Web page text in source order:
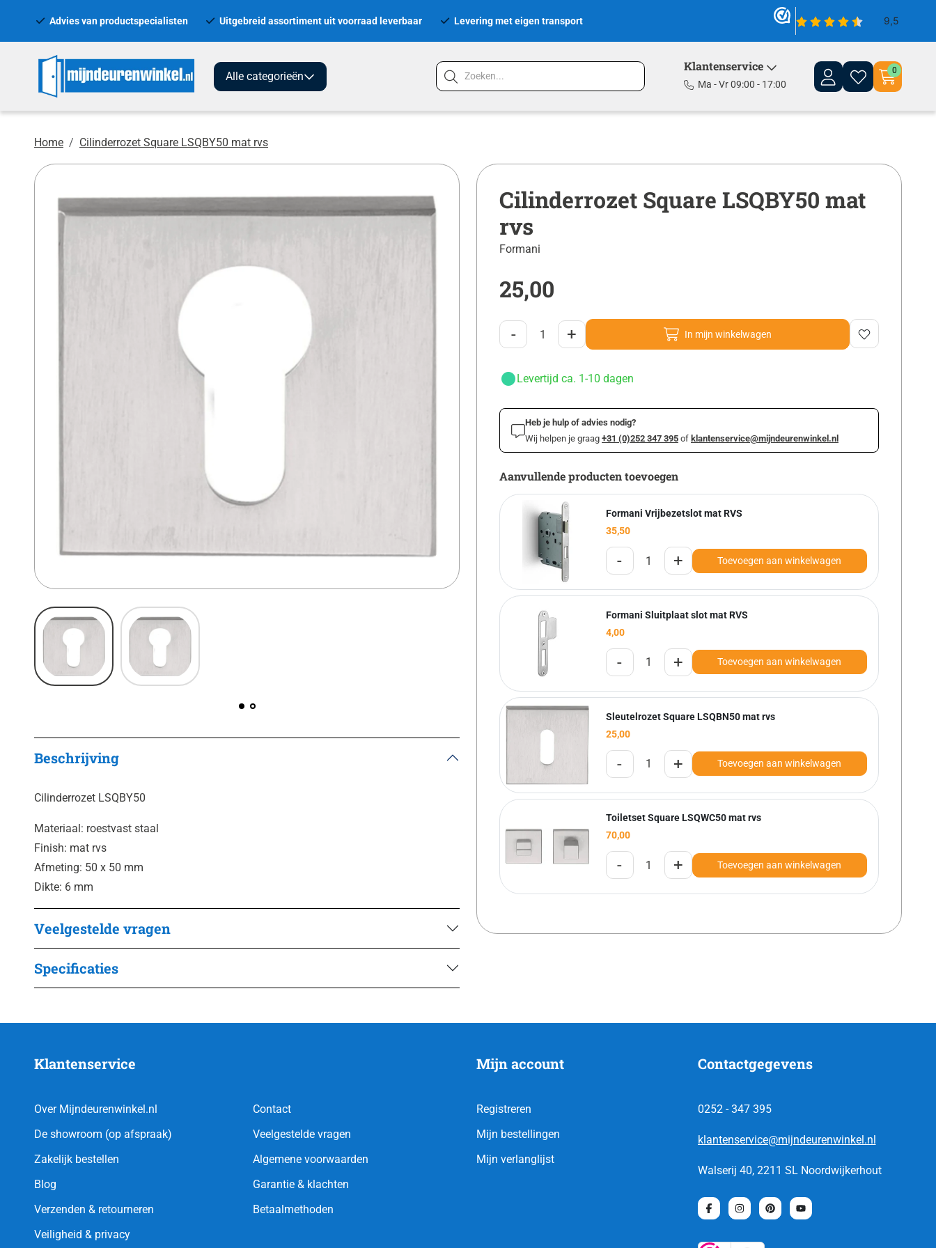
Advies van productspecialisten Uitgebreid assortiment uit voorraad leverbaar Levering met eigen transport
Alle categorieën
Klantenservice
Ma - Vr 09:00 - 17:00
0
Home Cilinderrozet Square LSQBY50 mat rvs
Beschrijving
Cilinderrozet LSQBY50
Materiaal: roestvast staal
Finish: mat rvs
Afmeting: 50 x 50 mm
Dikte: 6 mm
Veelgestelde vragen
Specificaties
Cilinderrozet Square LSQBY50 mat
rvs
Formani
25,00
- + In mijn winkelwagen
Levertijd ca. 1-10 dagen
Heb je hulp of advies nodig?
Wij helpen je graag +31 (0)252 347 395 of klantenservice@mijndeurenwinkel.nl
Aanvullende producten toevoegen
Formani Vrijbezetslot mat RVS
35,50
- + Toevoegen aan winkelwagen
Formani Sluitplaat slot mat RVS
4,00
- + Toevoegen aan winkelwagen
Sleutelrozet Square LSQBN50 mat rvs
25,00
- + Toevoegen aan winkelwagen
Toiletset Square LSQWC50 mat rvs
70,00
- + Toevoegen aan winkelwagen
Klantenservice
Over Mijndeurenwinkel.nl
De showroom (op afspraak)
Zakelijk bestellen
Blog
Verzenden & retourneren
Veiligheid & privacy
Contact
Veelgestelde vragen
Algemene voorwaarden
Garantie & klachten
Betaalmethoden
Mijn account
Registreren
Mijn bestellingen
Mijn verlanglijst
Contactgegevens
0252 - 347 395
klantenservice@mijndeurenwinkel.nl
Walserij 40, 2211 SL Noordwijkerhout